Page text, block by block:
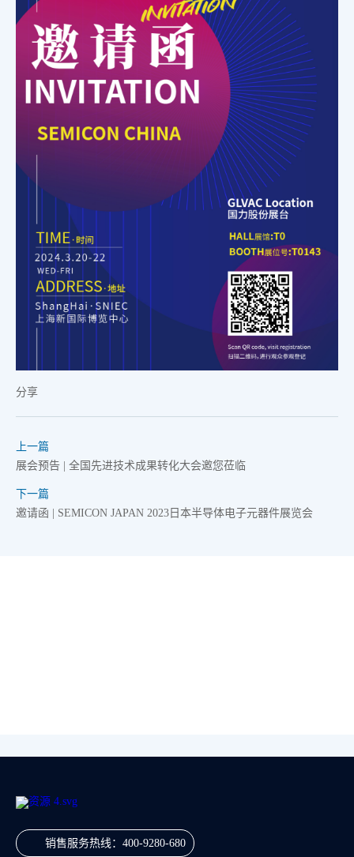
分享
上一篇
展会预告 | 全国先进技术成果转化大会邀您莅临
下一篇
邀请函 | SEMICON JAPAN 2023日本半导体电子元器件展览会
销售服务热线： 400-9280-680